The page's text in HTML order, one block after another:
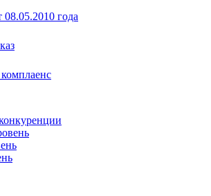
08.05.2010 года